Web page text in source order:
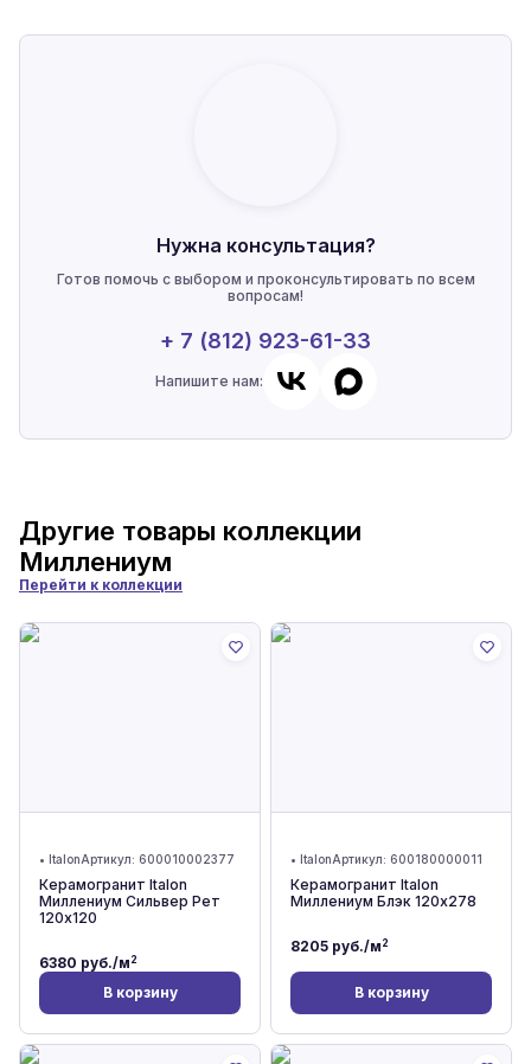
Нужна консультация?
Готов помочь с выбором и проконсультировать по всем
вопросам!
+ 7 (812) 923-61-33
Напишите нам:
Другие товары коллекции
Миллениум
Перейти к коллекции
• ItalonАртикул: 600010002377
Керамогранит Italon
Миллениум Сильвер Рет
120x120
6380 руб./м2
В корзину
• ItalonАртикул: 600180000011
Керамогранит Italon
Миллениум Блэк 120x278
8205 руб./м2
В корзину